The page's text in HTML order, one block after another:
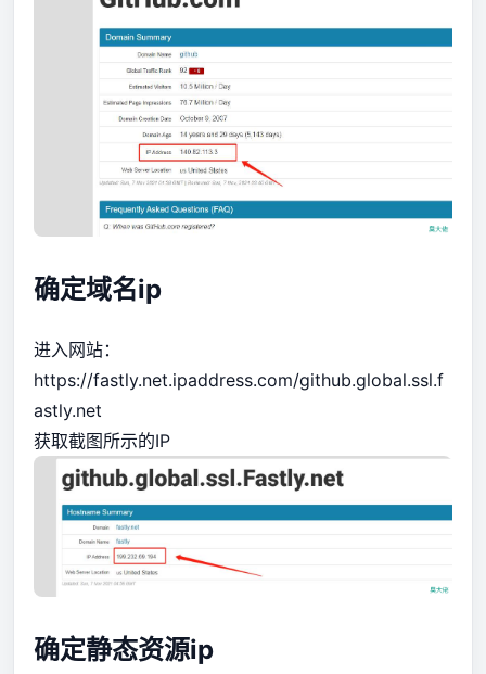
确定域名ip
进入网站：
https://fastly.net.ipaddress.com/github.global.ssl.f
astly.net
获取截图所示的IP
确定静态资源ip